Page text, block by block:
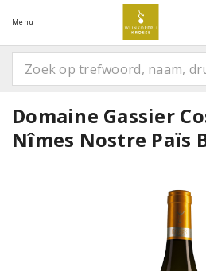
Menu
Domaine Gassier
Nîmes Nostre Païs